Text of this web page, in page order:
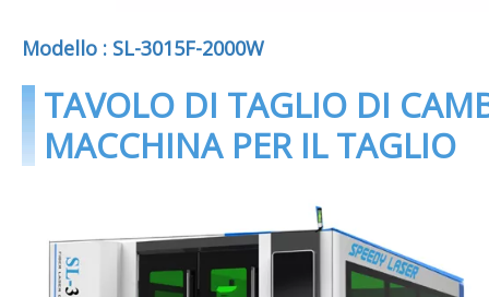
Modello : SL-3015F-2000W
TAVOLO DI TAGLIO DI
MACCHINA PER IL TAGLIO